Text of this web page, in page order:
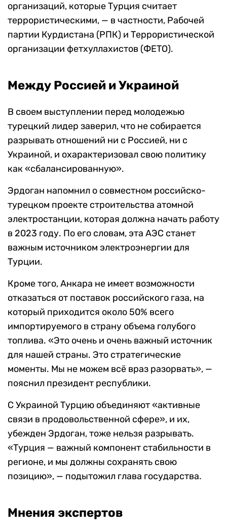
организаций, которые Турция считает
террористическими, — в частности, Рабочей
партии Курдистана (РПК) и Террористической
организации фетхуллахистов (ФЕТО).
Между Россией и Украиной
В своем выступлении перед молодежью
турецкий лидер заверил, что не собирается
разрывать отношений ни с Россией, ни с
Украиной, и охарактеризовал свою политику
как «сбалансированную».
Эрдоган напомнил о совместном российско-
турецком проекте строительства атомной
электростанции, которая должна начать работу
в 2023 году. По его словам, эта АЭС станет
важным источником электроэнергии для
Турции.
Кроме того, Анкара не имеет возможности
отказаться от поставок российского газа, на
который приходится около 50% всего
импортируемого в страну объема голубого
топлива. «Это очень и очень важный источник
для нашей страны. Это стратегические
моменты. Мы не можем всё враз разорвать», —
пояснил президент республики.
С Украиной Турцию объединяют «активные
связи в продовольственной сфере», и их,
убежден Эрдоган, тоже нельзя разрывать.
«Турция — важный компонент стабильности в
регионе, и мы должны сохранять свою
позицию», — подытожил глава государства.
Мнения экспертов